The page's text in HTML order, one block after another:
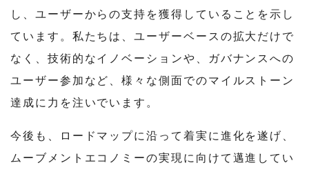
し、ユーザーからの支持を獲得していることを示し
ています。私たちは、ユーザーベースの拡大だけで
なく、技術的なイノベーションや、ガバナンスへの
ユーザー参加など、様々な側面でのマイルストーン
達成に力を注いでいます。
今後も、ロードマップに沿って着実に進化を遂げ、
ムーブメントエコノミーの実現に向けて邁進してい